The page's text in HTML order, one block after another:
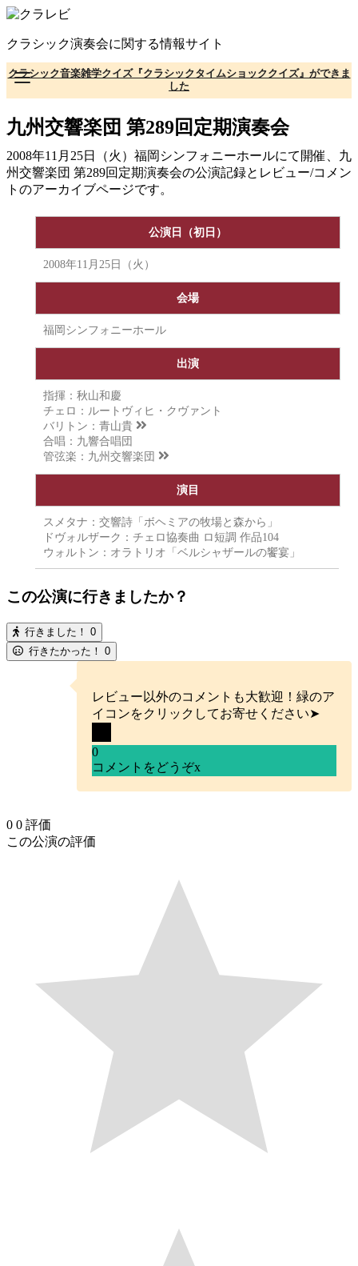
コ
テ
ン
ツ
へ
移
動
クラシック演奏会に関する情報サイト
クラシック音楽雑学クイズ『クラシックタイムショッククイズ』ができま
した
九州交響楽団 第289回定期演奏会
2008年11月25日（火）福岡シンフォニーホールにて開催、九
州交響楽団 第289回定期演奏会の公演記録とレビュー/コメン
トのアーカイブページです。
公演日（初日）
2008年11月25日（火）
会場
福岡シンフォニーホール
出演
指揮：秋山和慶
チェロ：ルートヴィヒ・クヴァント
バリトン： 青山貴
合唱：九響合唱団
管弦楽： 九州交響楽団
演目
スメタナ：交響詩「ボヘミアの牧場と森から」
ドヴォルザーク：チェロ協奏曲 ロ短調 作品104
ウォルトン：オラトリオ「ベルシャザールの饗宴」
この公演に行きましたか？
行きました！ 0
行きたかった！ 0
レビュー以外のコメントも大歓迎！緑のア
イコンをクリックしてお寄せください➤
0
コメントをどうぞx
0 0 評価
この公演の評価